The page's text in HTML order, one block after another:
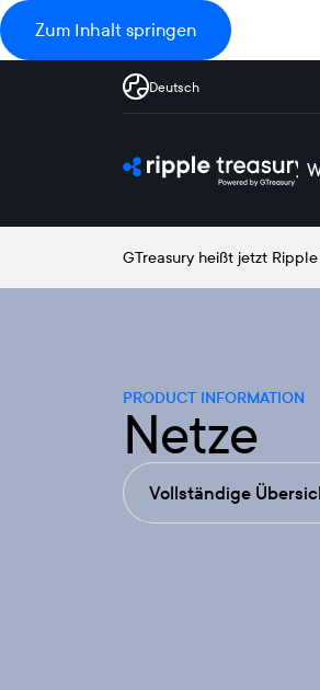
Zum Inhalt springen
Deutsch
GTreasury heißt jetzt
PRODUCT INFORMATION
Netze
Vollständige